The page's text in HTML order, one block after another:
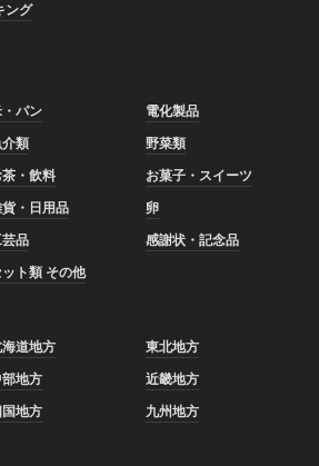
ング
パン
電化製品
類
野菜類
茶・飲料
お菓子・スイーツ
・日用品
卵
品
感謝状・記念品
ト類 その他
道地方
東北地方
地方
近畿地方
国地方 九州地方